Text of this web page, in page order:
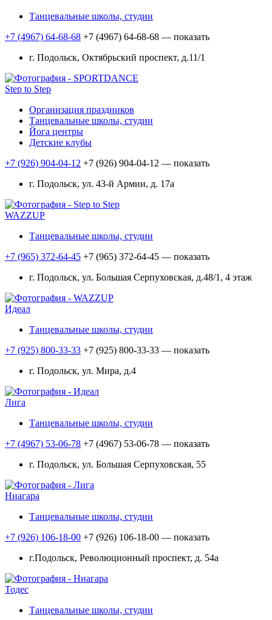
Танцевальные школы, студии
+7 (4967) 64-68-68 +7 (4967) 64-68-68 — показать
г. Подольск, Октябрьский проспект, д.11/1
Step to Step
Организация праздников
Танцевальные школы, студии
Йога центры
Детские клубы
+7 (926) 904-04-12 +7 (926) 904-04-12 — показать
г. Подольск, ул. 43-й Армии, д. 17а
WAZZUP
Танцевальные школы, студии
+7 (965) 372-64-45 +7 (965) 372-64-45 — показать
г. Подольск, ул. Большая Серпуховская, д.48/1, 4 этаж
Идеал
Танцевальные школы, студии
+7 (925) 800-33-33 +7 (925) 800-33-33 — показать
г. Подольск, ул. Мира, д.4
Лига
Танцевальные школы, студии
+7 (4967) 53-06-78 +7 (4967) 53-06-78 — показать
г. Подольск, ул. Большая Серпуховская, 55
Ниагара
Танцевальные школы, студии
+7 (926) 106-18-00 +7 (926) 106-18-00 — показать
г.Подольск, Революционный проспект, д. 54а
Тодес
Танцевальные школы, студии